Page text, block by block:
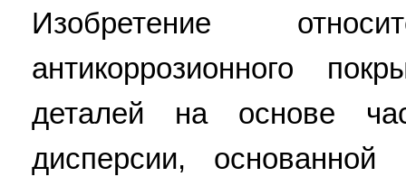
Изобретение
антикоррозионного
деталей на основе
дисперсии,